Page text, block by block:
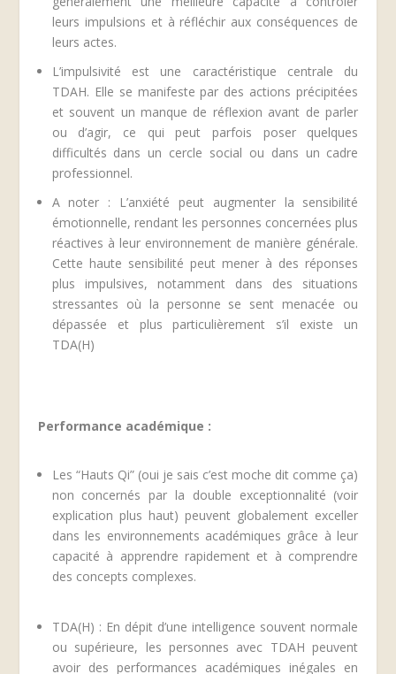
leurs impulsions et à réfléchir aux conséquences de
leurs actes.
L’impulsivité est une caractéristique centrale du
TDAH. Elle se manifeste par des actions précipitées
et souvent un manque de réflexion avant de parler
ou d’agir, ce qui peut parfois poser quelques
difficultés dans un cercle social ou dans un cadre
professionnel.
A noter : L’anxiété peut augmenter la sensibilité
émotionnelle, rendant les personnes concernées plus
réactives à leur environnement de manière générale.
Cette haute sensibilité peut mener à des réponses
plus impulsives, notamment dans des situations
stressantes où la personne se sent menacée ou
dépassée et plus particulièrement s’il existe un
TDA(H)
Performance académique :
Les “Hauts Qi” (oui je sais c’est moche dit comme ça)
non concernés par la double exceptionnalité (voir
explication plus haut) peuvent globalement exceller
dans les environnements académiques grâce à leur
capacité à apprendre rapidement et à comprendre
des concepts complexes.
TDA(H) : En dépit d’une intelligence souvent normale
ou supérieure, les personnes avec TDAH peuvent
avoir des performances académiques inégales en